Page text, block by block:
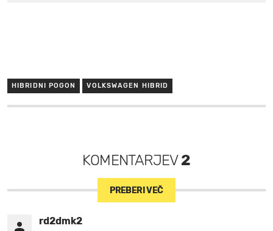
HIBRIDNI POGON VOLKSWAGEN HIBRID
KOMENTARJEV2
PREBERI VEČ
rd2dmk2